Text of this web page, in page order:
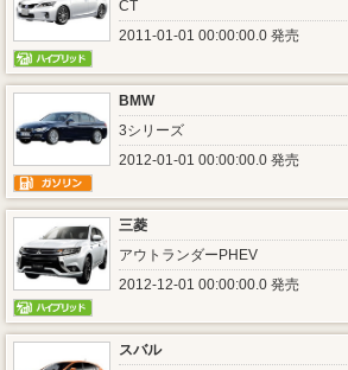
CT
2011-01-01 00:00:00.0 発売
BMW
3シリーズ
2012-01-01 00:00:00.0 発売
三菱
アウトランダーPHEV
2012-12-01 00:00:00.0 発売
スバル